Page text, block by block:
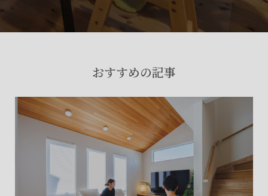
おすすめの記事
お問い合わせはこちらから
土地の活用・賃貸経営に関する
ご相談はこちら